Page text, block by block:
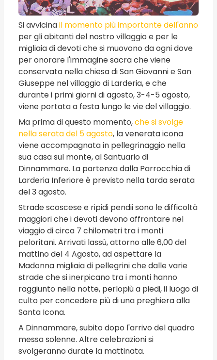
Si avvicinail momento più importante dell'anno
per gli abitanti del nostro villaggio e per le
migliaia di devoti che si muovono da ogni dove
per onorare l'immagine sacra che viene
conservata nella chiesa di San Giovanni e San
Giuseppe nel villaggio di Larderia, e che
durante i primi giorni di agosto, 3-4-5 agosto,
viene portata a festa lungo le vie del villaggio.
Ma prima di questo momento,che si svolge
nella serata del 5 agosto, la venerata icona
viene accompagnata in pellegrinaggio nella
sua casa sul monte, al Santuario di
Dinnammare. La partenza dalla Parrocchia di
Larderia Inferiore è previsto nella tarda serata
del 3 agosto.
Strade scoscese e ripidi pendii sono le difficoltà
maggiori che i devoti devono affrontare nel
viaggio di circa 7 chilometri tra i monti
peloritani. Arrivati lassù, attorno alle 6,00 del
mattino del 4 Agosto, ad aspettare la
Madonna migliaia di pellegrini che dalle varie
strade che si inerpicano tra i monti hanno
raggiunto nella notte, perlopiù a piedi, il luogo di
culto per concedere più di una preghiera alla
Santa Icona.
A Dinnammare, subito dopo l'arrivo del quadro
messa solenne. Altre celebrazioni si
svolgeranno durate la mattinata.